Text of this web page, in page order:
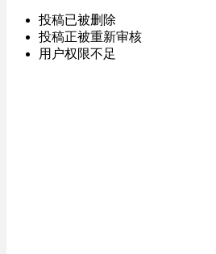
投稿已被删除
投稿正被重新审核
用户权限不足